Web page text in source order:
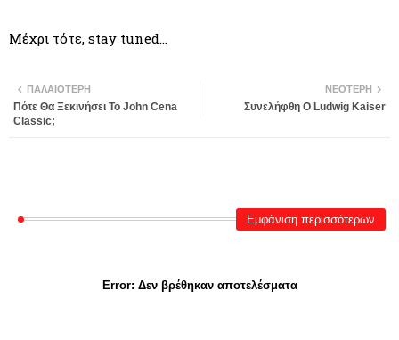
Μέχρι τότε, stay tuned…
ΝΕΌΤΕΡΗ
Συνελήφθη Ο Ludwig Kaiser
ΠΑΛΑΙΌΤΕΡΗ
Πότε Θα Ξεκινήσει Το John Cena
Classic;
Εμφάνιση περισσότερων
Error: Δεν βρέθηκαν αποτελέσματα